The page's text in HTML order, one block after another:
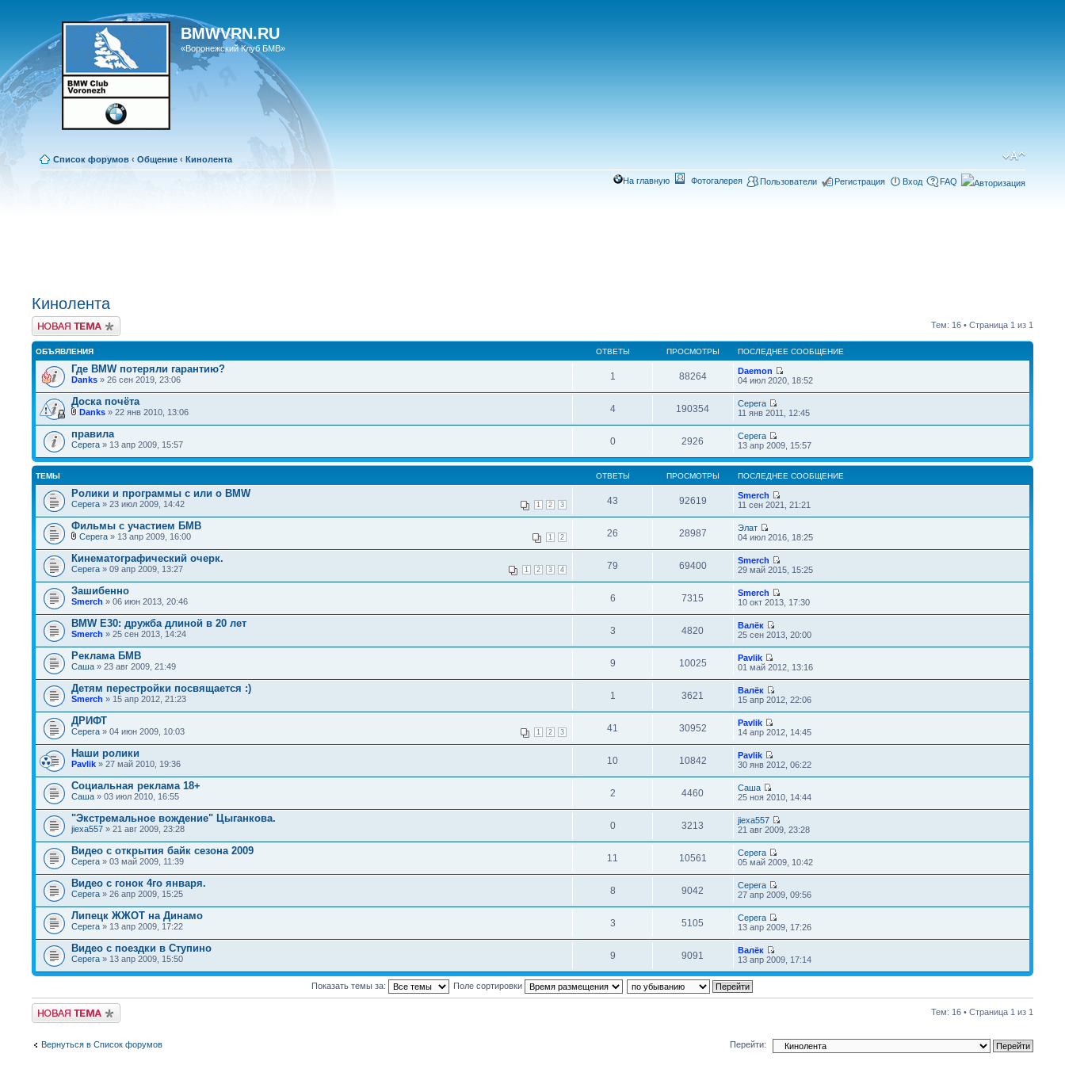
BMWVRN.RU
«Воронежский Клуб БМВ»
Список форумов ‹ Общение ‹ Кинолента
На главную Фотогалерея Пользователи Регистрация Вход FAQ
Кинолента
Новая тема Тем: 16 • Страница 1 из 1
ОБЪЯВЛЕНИЯ ОТВЕТЫ ПРОСМОТРЫ ПОСЛЕДНЕЕ СООБЩЕНИЕ
Где BMW потеряли гарантию?
Danks » 26 сен 2019, 23:06 1 88264
Daemon
04 июл 2020, 18:52
Доска почёта
Danks » 22 янв 2010, 13:06 4 190354
Серега
11 янв 2011, 12:45
правила
Серега » 13 апр 2009, 15:57 0 2926
Серега
13 апр 2009, 15:57
ТЕМЫ ОТВЕТЫ ПРОСМОТРЫ ПОСЛЕДНЕЕ СООБЩЕНИЕ
Ролики и программы с или о BMW
1 2 3
Серега » 23 июл 2009, 14:42 43 92619
Smerch
11 сен 2021, 21:21
Фильмы с участием БМВ
1 2
Серега » 13 апр 2009, 16:00 26 28987
Элат
04 июл 2016, 18:25
Кинематографический очерк.
1 2 3 4
Серега » 09 апр 2009, 13:27 79 69400
Smerch
29 май 2015, 15:25
Зашибенно
Smerch » 06 июн 2013, 20:46 6 7315
Smerch
10 окт 2013, 17:30
BMW E30: дружба длиной в 20 лет
Smerch » 25 сен 2013, 14:24 3 4820
Валёк
25 сен 2013, 20:00
Реклама БМВ
Саша » 23 авг 2009, 21:49 9 10025
Pavlik
01 май 2012, 13:16
Детям перестройки посвящается :)
Smerch » 15 апр 2012, 21:23 1 3621
Валёк
15 апр 2012, 22:06
ДРИФТ
1 2 3
Серега » 04 июн 2009, 10:03 41 30952
Pavlik
14 апр 2012, 14:45
Наши ролики
Pavlik » 27 май 2010, 19:36 10 10842
Pavlik
30 янв 2012, 06:22
Социальная реклама 18+
Саша » 03 июл 2010, 16:55 2 4460
Саша
25 ноя 2010, 14:44
"Экстремальное вождение" Цыганкова.
jiexa557 » 21 авг 2009, 23:28 0 3213
jiexa557
21 авг 2009, 23:28
Видео с открытия байк сезона 2009
Серега » 03 май 2009, 11:39 11 10561
Серега
05 май 2009, 10:42
Видео с гонок 4го января.
Серега » 26 апр 2009, 15:25 8 9042
Серега
27 апр 2009, 09:56
Липецк ЖЖОТ на Динамо
Серега » 13 апр 2009, 17:22 3 5105
Серега
13 апр 2009, 17:26
Видео с поездки в Ступино
Серега » 13 апр 2009, 15:50 9 9091
Валёк
13 апр 2009, 17:14
Показать темы за: Поле сортировки
Новая тема Тем: 16 • Страница 1 из 1
Вернуться в Список форумов Перейти: